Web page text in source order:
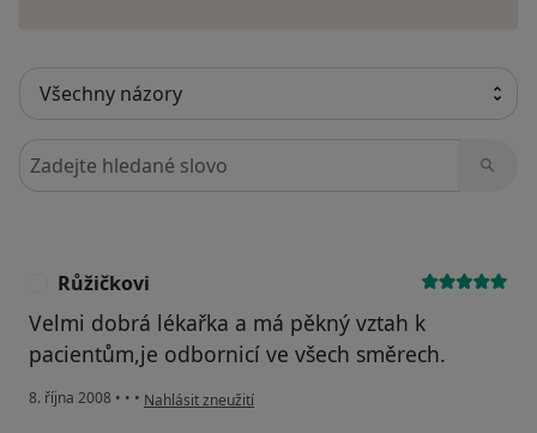
Hledejte v názorech
Růžičkovi
Velmi dobrá lékařka a má pěkný vztah k
pacientům,je odbornicí ve všech směrech.
8. října 2008 • • • podle názoru uživatele Růžičkovi
Nahlásit zneužití